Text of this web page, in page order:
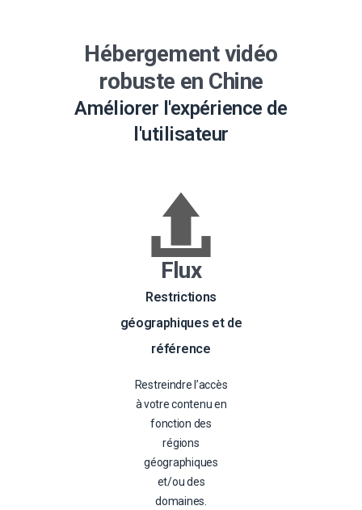
Hébergement vidéo
robuste en Chine
Améliorer l'expérience de
l'utilisateur
Flux
Restrictions
géographiques et de
référence
Restreindre l’accès
à votre contenu en
fonction des
régions
géographiques
et/ou des
domaines.